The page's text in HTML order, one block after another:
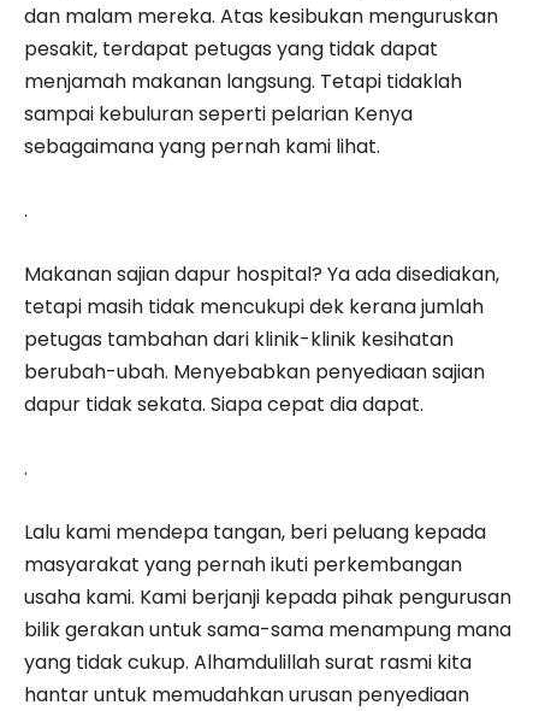
dan malam mereka. Atas kesibukan menguruskan
pesakit, terdapat petugas yang tidak dapat
menjamah makanan langsung. Tetapi tidaklah
sampai kebuluran seperti pelarian Kenya
sebagaimana yang pernah kami lihat.
.
Makanan sajian dapur hospital? Ya ada disediakan,
tetapi masih tidak mencukupi dek kerana jumlah
petugas tambahan dari klinik-klinik kesihatan
berubah-ubah. Menyebabkan penyediaan sajian
dapur tidak sekata. Siapa cepat dia dapat.
.
Lalu kami mendepa tangan, beri peluang kepada
masyarakat yang pernah ikuti perkembangan
usaha kami. Kami berjanji kepada pihak pengurusan
bilik gerakan untuk sama-sama menampung mana
yang tidak cukup. Alhamdulillah surat rasmi kita
hantar untuk memudahkan urusan penyediaan